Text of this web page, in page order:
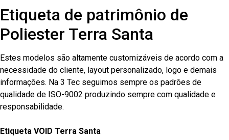
Etiqueta de patrimônio de
Poliester Terra Santa
Estes modelos são altamente customizáveis de acordo com a
necessidade do cliente, layout personalizado, logo e demais
informações. Na 3 Tec seguimos sempre os padrões de
qualidade de ISO-9002 produzindo sempre com qualidade e
responsabilidade.
Etiqueta VOID Terra Santa